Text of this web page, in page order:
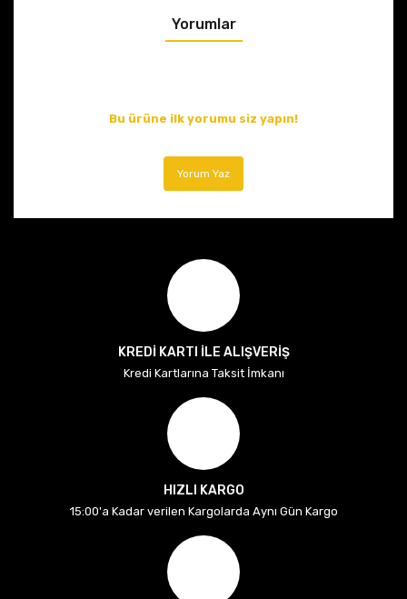
Yorumlar
Bu ürüne ilk yorumu siz yapın!
Yorum Yaz
KREDİ KARTI İLE ALIŞVERİŞ
Kredi Kartlarına Taksit İmkanı
HIZLI KARGO
15:00'a Kadar verilen Kargolarda Aynı Gün Kargo